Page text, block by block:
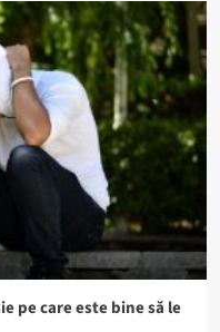
pe care este bine să le